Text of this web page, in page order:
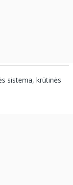
sistema, krūtinės